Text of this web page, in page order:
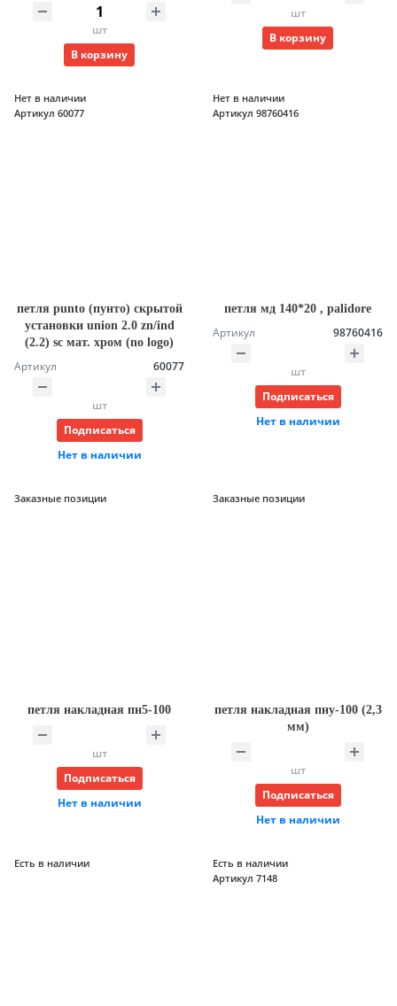
шт
В корзину
шт
В корзину
Нет в наличии
Артикул 60077
петля punto (пунто) скрытой
установки union 2.0 zn/ind
(2.2) sc мат. хром (no logo)
Артикул 60077
шт
Подписаться
Нет в наличии
Нет в наличии
Артикул 98760416
петля мд 140*20 , palidore
Артикул 98760416
шт
Подписаться
Нет в наличии
Заказные позиции
петля накладная пн5-100
шт
Подписаться
Нет в наличии
Заказные позиции
петля накладная пну-100 (2,3
мм)
шт
Подписаться
Нет в наличии
Есть в наличии
Есть в наличии
Артикул 7148